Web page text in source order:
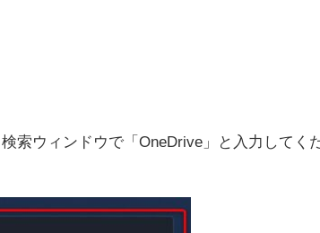
索ウィンドウで「OneDrive」と入力してく